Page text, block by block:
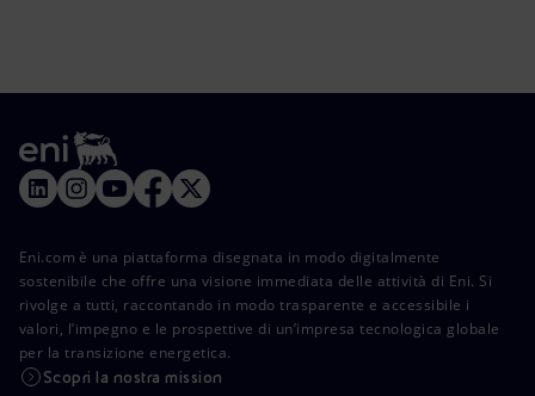
Eni.com è una piattaforma disegnata in modo digitalmente
sostenibile che offre una visione immediata delle attività di Eni. Si
rivolge a tutti, raccontando in modo trasparente e accessibile i
valori, l’impegno e le prospettive di un’impresa tecnologica globale
per la transizione energetica.
Scopri la nostra mission